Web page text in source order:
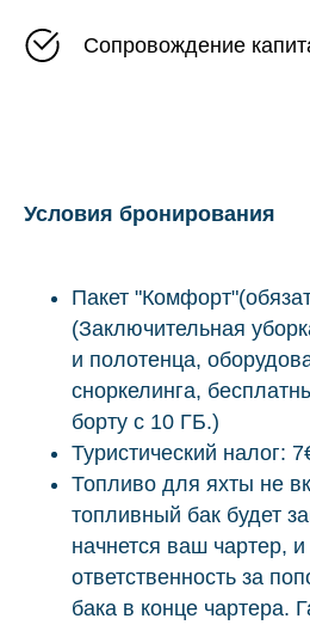
Сопровождение
Условия бронирования
Пакет
(Заключительная
и полотенца,
сноркелинга,
борту с 10 ГБ.)
Туристический налог:
Топливо для яхты не
топливный бак будет
начнется ваш чартер,
ответственность за
бака в конце чартера.